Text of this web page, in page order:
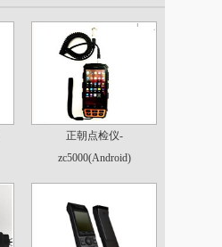
正朝点检仪-
zc5000(Android)